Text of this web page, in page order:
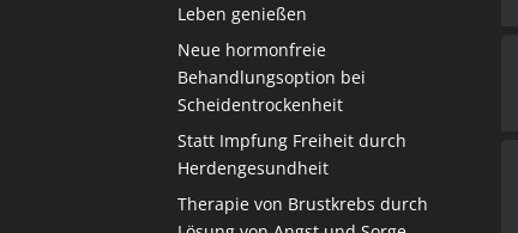
Leben genießen
Neue hormonfreie
Behandlungsoption bei
Scheidentrockenheit
Statt Impfung Freiheit durch
Herdengesundheit
Therapie von Brustkrebs durch